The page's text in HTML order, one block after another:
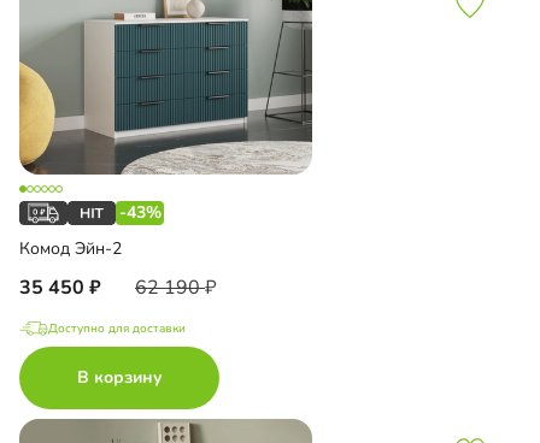
-43%
Комод Эйн-2
35 450 62 190
Доступно для доставки
В корзину